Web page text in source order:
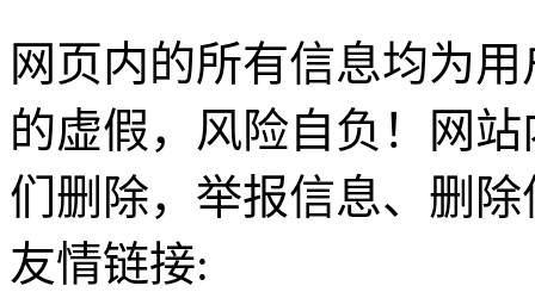
网页内的所有信息均为
的虚假，风险自负！网
们删除，举报信息、删
友情链接: